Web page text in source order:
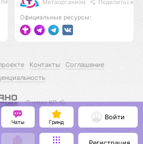
Метаорганизм Поделиться
Официальные ресурсы:
Контакты
Соглашение
С нами КО 🕉️
Чаты Гринд
Войти